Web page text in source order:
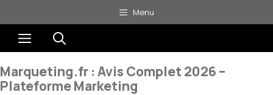
au
contenu
Menu
Menu
Marqueting.fr : Avis Complet 2026 –
Plateforme Marketing